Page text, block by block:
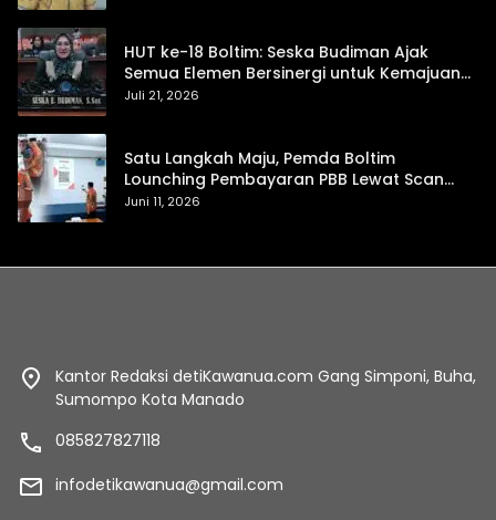
HUT ke-18 Boltim: Seska Budiman Ajak
Semua Elemen Bersinergi untuk Kemajuan
Daerah
Juli 21, 2026
Satu Langkah Maju, Pemda Boltim
Lounching Pembayaran PBB Lewat Scan
Qris
Juni 11, 2026
Kantor Redaksi detiKawanua.com Gang Simponi, Buha,
Sumompo Kota Manado
085827827118
infodetikawanua@gmail.com